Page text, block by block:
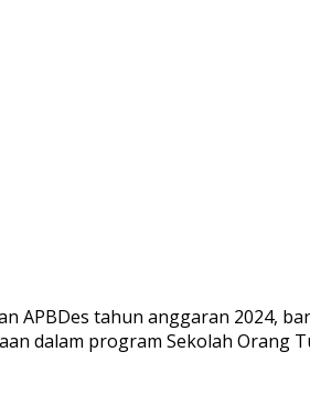
APBDes tahun anggaran 2024,
dalam program Sekolah